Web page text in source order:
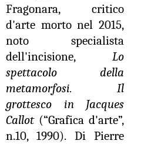
Fragonara, critico
d'arte morto nel 2015,
noto specialista
dell'incisione,Lo
spettacolo della
metamorfosi. Il
grottesco in Jacques
Callot(“Grafica d'arte”,
n.10, 1990). Di Pierre